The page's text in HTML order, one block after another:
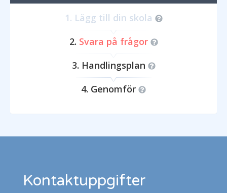
Lägg till din skola
Svara på frågor
Handlingsplan
Genomför
Kontaktuppgifter